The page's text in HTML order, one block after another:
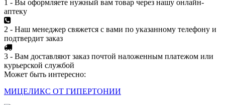
1 - Вы оформляете нужный вам товар через нашу онлайн-
аптеку
2 - Наш менеджер свяжется с вами по указанному телефону и
подтвердит заказ
3 - Вам доставляют заказ почтой наложенным платежом или
курьерской службой
Может быть интересно:
МИЦЕЛИКС ОТ ГИПЕРТОНИИ